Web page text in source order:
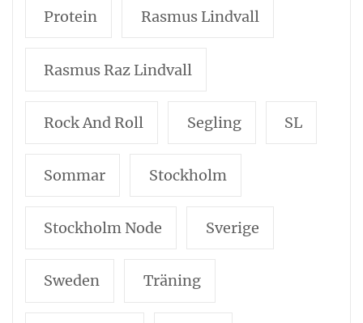
Protein Rasmus Lindvall
Rasmus Raz Lindvall
Rock And Roll Segling SL
Sommar Stockholm
Stockholm Node Sverige
Sweden Träning